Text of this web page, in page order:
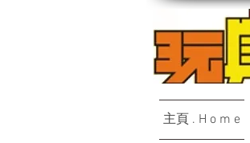
主頁 . H o m e